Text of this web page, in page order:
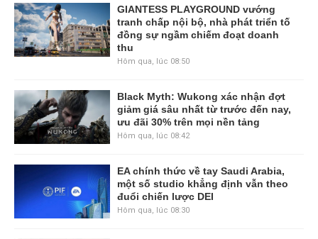
GIANTESS PLAYGROUND vướng
tranh chấp nội bộ, nhà phát triển tố
đồng sự ngầm chiếm đoạt doanh
thu
Hôm qua, lúc 08:50
Black Myth: Wukong xác nhận đợt
giảm giá sâu nhất từ trước đến nay,
ưu đãi 30% trên mọi nền tảng
Hôm qua, lúc 08:42
EA chính thức về tay Saudi Arabia,
một số studio khẳng định vẫn theo
đuổi chiến lược DEI
Hôm qua, lúc 08:30